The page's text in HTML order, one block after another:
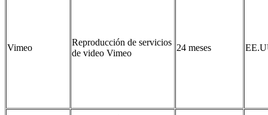
Vimeo
Reproducción de servicios
de video Vimeo
24 meses